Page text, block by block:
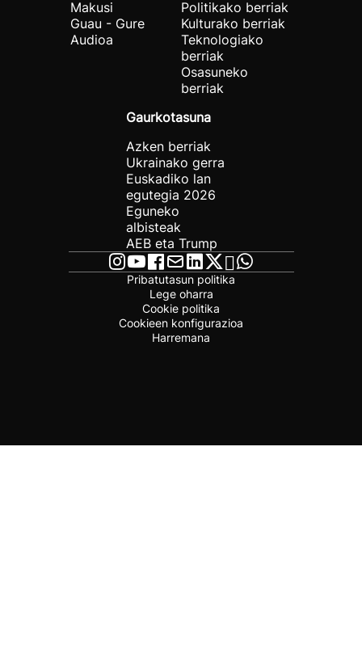
Makusi
Guau - Gure
Audioa
Politikako berriak
Kulturako berriak
Teknologiako
berriak
Osasuneko
berriak
Gaurkotasuna
Azken berriak
Ukrainako gerra
Euskadiko lan
egutegia 2026
Eguneko
albisteak
AEB eta Trump
Pribatutasun politika
Lege oharra
Cookie politika
Cookieen konfigurazioa
Harremana